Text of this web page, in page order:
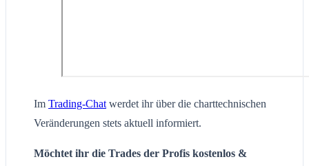
Im Trading-Chat werdet ihr über die charttechnischen
Veränderungen stets aktuell informiert.
Möchtet ihr die Trades der Profis kostenlos &